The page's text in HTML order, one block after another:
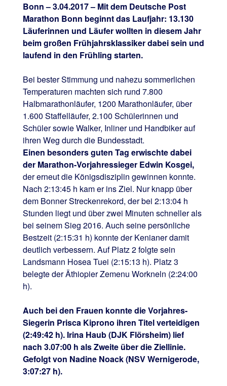
Bonn – 3.04.2017 – Mit dem Deutsche Post
Marathon Bonn beginnt das Laufjahr: 13.130
Läuferinnen und Läufer wollten in diesem Jahr
beim großen Frühjahrsklassiker dabei sein und
laufend in den Frühling starten.
Bei bester Stimmung und nahezu sommerlichen
Temperaturen machten sich rund 7.800
Halbmarathonläufer, 1200 Marathonläufer, über
1.600 Staffelläufer, 2.100 Schülerinnen und
Schüler sowie Walker, Inliner und Handbiker auf
ihren Weg durch die Bundesstadt.
Einen besonders guten Tag erwischte dabei
der Marathon-Vorjahressieger Edwin Kosgei,
der erneut die Königsdisziplin gewinnen konnte.
Nach 2:13:45 h kam er ins Ziel. Nur knapp über
dem Bonner Streckenrekord, der bei 2:13:04 h
Stunden liegt und über zwei Minuten schneller als
bei seinem Sieg 2016. Auch seine persönliche
Bestzeit (2:15:31 h) konnte der Kenianer damit
deutlich verbessern. Auf Platz 2 folgte sein
Landsmann Hosea Tuei (2:15:13 h). Platz 3
belegte der Äthiopier Zemenu Workneln (2:24:00
h).
Auch bei den Frauen konnte die Vorjahres-
Siegerin Prisca Kiprono ihren Titel verteidigen
(2:49:42 h). Irina Haub (DJK Flörsheim) lief
nach 3.07:00 h als Zweite über die Ziellinie.
Gefolgt von Nadine Noack (NSV Wernigerode,
3:07:27 h).